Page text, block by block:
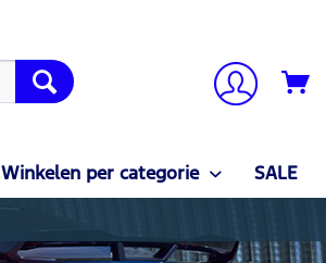
Winkelen per categorie
SALE